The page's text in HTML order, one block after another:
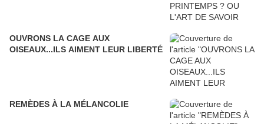
OUVRONS LA CAGE AUX
OISEAUX...ILS AIMENT LEUR LIBERTÉ
REMÈDES À LA MÉLANCOLIE